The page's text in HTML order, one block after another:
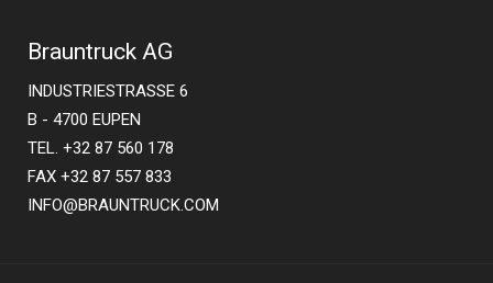
Brauntruck AG
INDUSTRIESTRASSE 6
B - 4700 EUPEN
TEL. +32 87 560 178
FAX +32 87 557 833
INFO@BRAUNTRUCK.COM